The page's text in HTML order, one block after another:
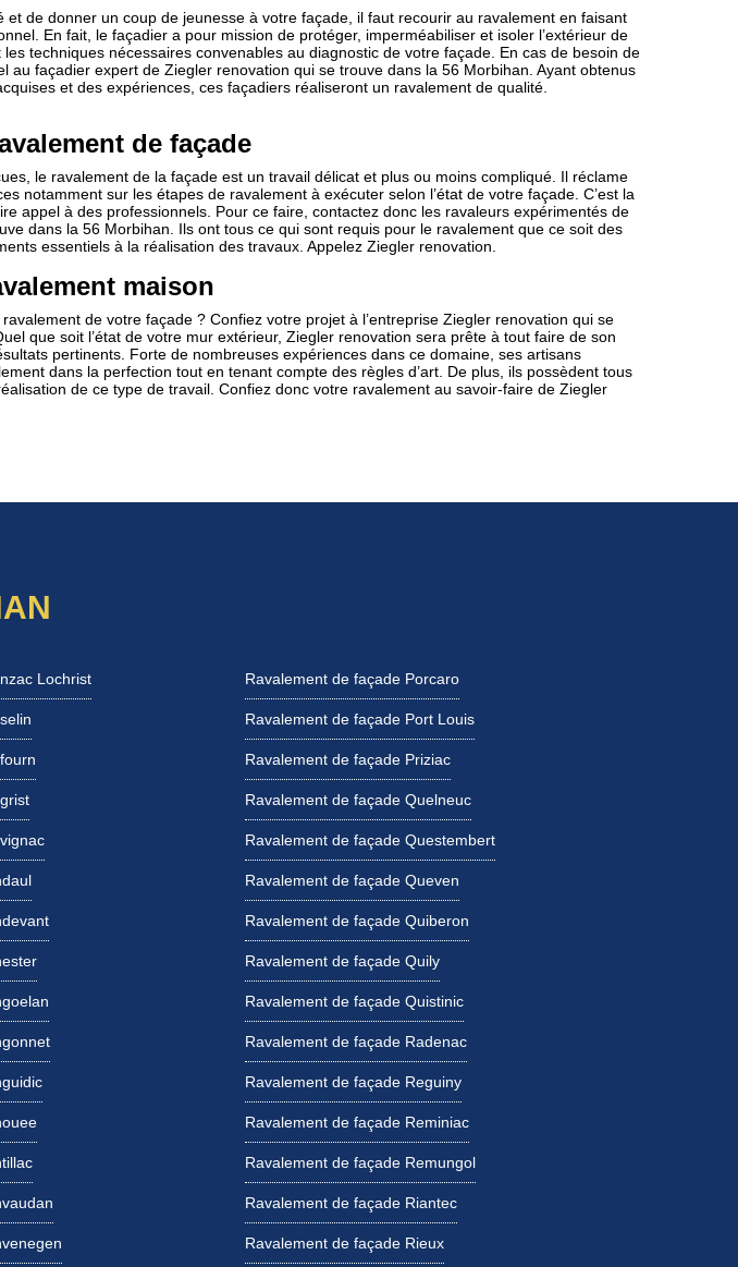
et de donner un coup de jeunesse à votre façade, il faut recourir au ravalement en faisant
En fait, le façadier a pour mission de protéger, imperméabiliser et isoler l’extérieur de
techniques nécessaires convenables au diagnostic de votre façade. En cas de besoin de
au façadier expert de Ziegler renovation qui se trouve dans la 56 Morbihan. Ayant obtenus
et des expériences, ces façadiers réaliseront un ravalement de qualité.
de façade
le ravalement de la façade est un travail délicat et plus ou moins compliqué. Il réclame
notamment sur les étapes de ravalement à exécuter selon l’état de votre façade. C’est la
appel à des professionnels. Pour ce faire, contactez donc les ravaleurs expérimentés de
dans la 56 Morbihan. Ils ont tous ce qui sont requis pour le ravalement que ce soit des
essentiels à la réalisation des travaux. Appelez Ziegler renovation.
maison
de votre façade ? Confiez votre projet à l’entreprise Ziegler renovation qui se
que soit l’état de votre mur extérieur, Ziegler renovation sera prête à tout faire de son
pertinents. Forte de nombreuses expériences dans ce domaine, ses artisans
dans la perfection tout en tenant compte des règles d’art. De plus, ils possèdent tous
de ce type de travail. Confiez donc votre ravalement au savoir-faire de Ziegler
Lochrist Ravalement de façade Porcaro
Ravalement de façade Port Louis
Ravalement de façade Priziac
Ravalement de façade Quelneuc
Ravalement de façade Questembert
Ravalement de façade Queven
Ravalement de façade Quiberon
Ravalement de façade Quily
Ravalement de façade Quistinic
Ravalement de façade Radenac
Ravalement de façade Reguiny
Ravalement de façade Reminiac
Ravalement de façade Remungol
Ravalement de façade Riantec
Ravalement de façade Rieux